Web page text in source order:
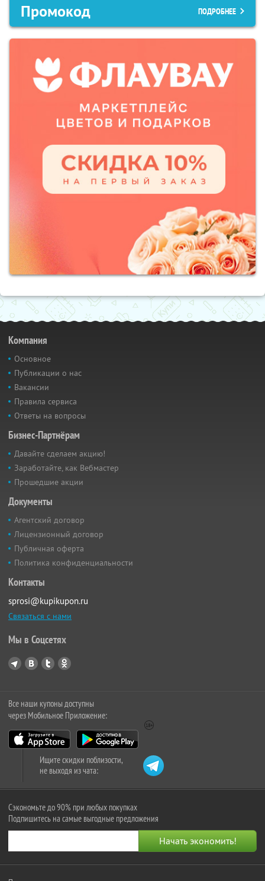
Промокод ПОДРОБНЕЕ
Компания
Основное
Публикации о нас
Вакансии
Правила сервиса
Ответы на вопросы
Бизнес-Партнёрам
Давайте сделаем акцию!
Заработайте, как Вебмастер
Прошедшие акции
Документы
Агентский договор
Лицензионный договор
Публичная оферта
Политика конфиденциальности
Контакты
sprosi@kupikupon.ru
Связаться с нами
Мы в Соцсетях
Все наши купоны доступны
через Мобильное Приложение:
Ищите скидки поблизости,
не выходя из чата:
Сэкономьте до 90% при любых покупках
Подпишитесь на самые выгодные предложения